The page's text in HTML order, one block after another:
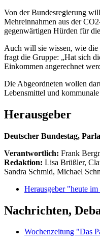
Von der Bundesregierung
Mehreinnahmen aus der
gegenwärtigen Hürden für
Auch will sie wissen, wie die
fragt die Gruppe: „Hat sich
Einkommen angerechnet
Die Abgeordneten wollen
Lebensmittel und
Herausgeber
Deutscher Bundestag,
Verantwortlich: Frank
Redaktion: Lisa Brüßler,
Sandra Schmid, Michael
Herausgeber "heute
Nachrichten,
Wochenzeitung "Das